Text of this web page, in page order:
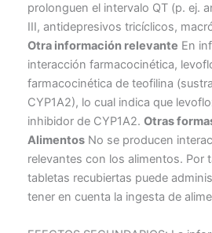
prolonguen el intervalo QT (p. ej.
III, antidepresivos tricíclicos,
Otra información relevante En
interacción farmacocinética,
farmacocinética de teofilina
CYP1A2), lo cual indica que
inhibidor de CYP1A2. Otras
Alimentos No se producen
relevantes con los alimentos. Por
tabletas recubiertas puede
tener en cuenta la ingesta de